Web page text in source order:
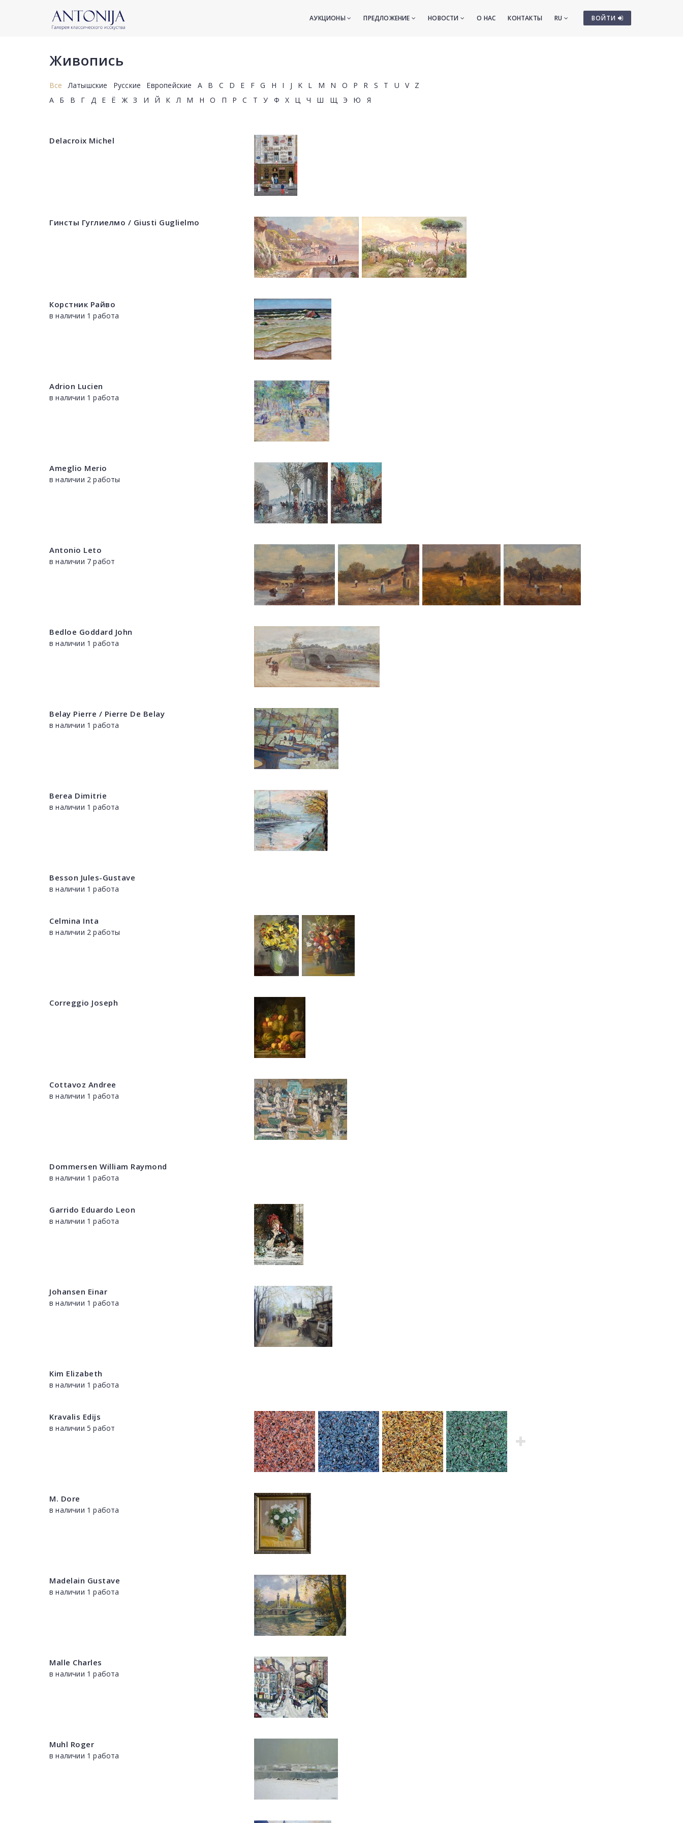
ВОЙТИ
АУКЦИОНЫ ПРЕДЛОЖЕНИЕ НОВОСТИ О НАС КОНТАКТЫ RU
Живопись
Все Латышские Русские Европейские A B C D E F G H I J K L M N O P R S T U V
Z
А
Б В Г Д Е Ё Ж З И Й К Л М Н О П Р С Т У Ф Х Ц Ч Ш Щ Э Ю Я
Delacroix Michel
Гинсты Гуглиелмо / Giusti Guglielmo
Корстник Райво
в наличии 1 работа
Adrion Lucien
в наличии 1 работа
Ameglio Merio
в наличии 2 работы
Antonio Leto
в наличии 7 работ
Bedloe Goddard John
в наличии 1 работа
Belay Pierre / Pierre De Belay
в наличии 1 работа
Berea Dimitrie
в наличии 1 работа
Besson Jules-Gustave
в наличии 1 работа
Celmina Inta
в наличии 2 работы
Correggio Joseph
Cottavoz Andree
в наличии 1 работа
Dommersen William Raymond
в наличии 1 работа
Garrido Eduardo Leon
в наличии 1 работа
Johansen Einar
в наличии 1 работа
Kim Elizabeth
в наличии 1 работа
Kravalis Edijs
в наличии 5 работ
M. Dore
в наличии 1 работа
Madelain Gustave
в наличии 1 работа
Malle Charles
в наличии 1 работа
Muhl Roger
в наличии 1 работа